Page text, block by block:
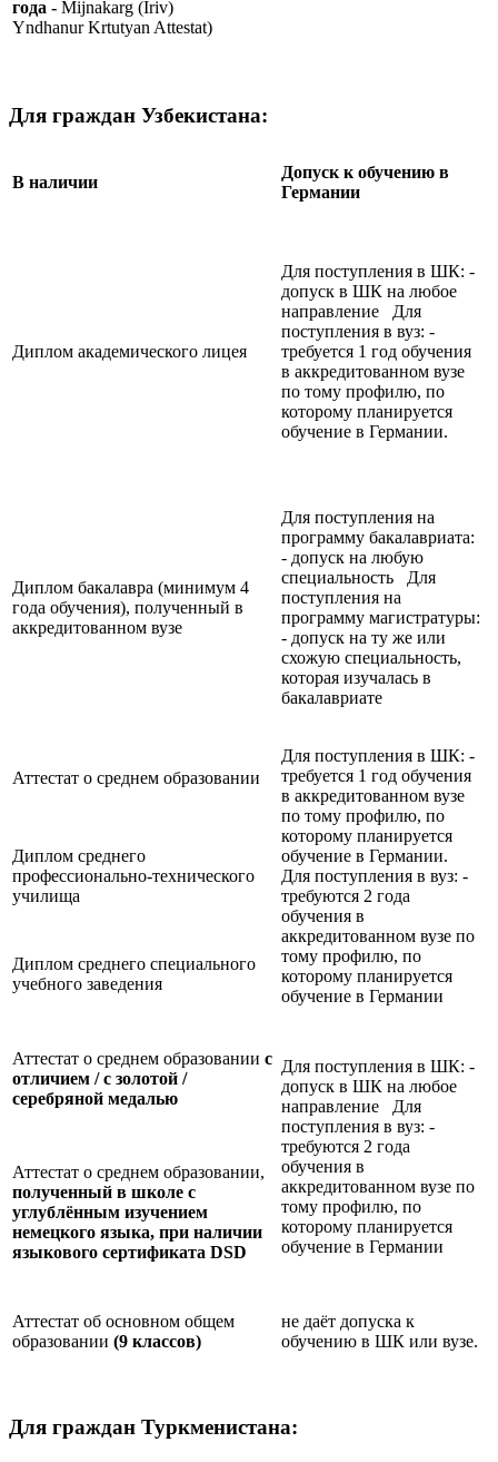
года - Mijnakarg (Iriv)
Yndhanur Krtutyan Attestat)
Для граждан Узбекистана:
В наличии
Допуск к обучению в
Германии
Диплом академического лицея
Для поступления в ШК: -
допуск в ШК на любое
направление Для
поступления в вуз: -
требуется 1 год обучения
в аккредитованном вузе
по тому профилю, по
которому планируется
обучение в Германии.
Диплом бакалавра (минимум 4
года обучения), полученный в
аккредитованном вузе
Для поступления на
программу бакалавриата:
- допуск на любую
специальность Для
поступления на
программу магистратуры:
- допуск на ту же или
схожую специальность,
которая изучалась в
бакалавриате
Аттестат о среднем образовании
Для поступления в ШК: -
требуется 1 год обучения
в аккредитованном вузе
по тому профилю, по
которому планируется
обучение в Германии.
Для поступления в вуз: -
требуются 2 года
обучения в
аккредитованном вузе по
тому профилю, по
которому планируется
обучение в Германии
Диплом среднего
профессионально-технического
училища
Диплом среднего специального
учебного заведения
Аттестат о среднем образовании с
отличием / с золотой /
серебряной медалью
Для поступления в ШК: -
допуск в ШК на любое
направление Для
поступления в вуз: -
требуются 2 года
обучения в
аккредитованном вузе по
тому профилю, по
которому планируется
обучение в Германии
Аттестат о среднем образовании,
полученный в школе с
углублённым изучением
немецкого языка, при наличии
языкового сертификата DSD
Аттестат об основном общем
образовании (9 классов)
не даёт допуска к
обучению в ШК или вузе.
Для граждан Туркменистана: